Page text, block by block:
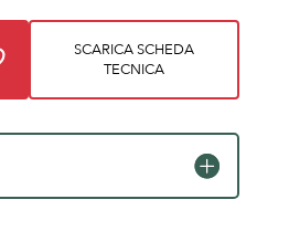
SCARICA SCHEDA
TECNICA